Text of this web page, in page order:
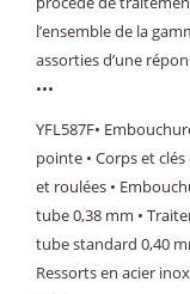
l’ensemble de la
assorties d’une
•••
YFL587F•
pointe • Corps et
et roulées •
tube 0,38 mm •
tube standard 0,40
Ressorts en acier